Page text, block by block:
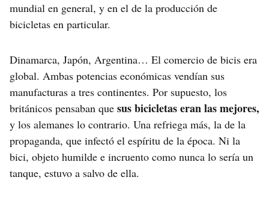
mundial en general, y en el de la producción de
bicicletas en particular.
Dinamarca, Japón, Argentina… El comercio de bicis era
global. Ambas potencias económicas vendían sus
manufacturas a tres continentes. Por supuesto, los
británicos pensaban que sus bicicletas eran las mejores,
y los alemanes lo contrario. Una refriega más, la de la
propaganda, que infectó el espíritu de la época. Ni la
bici, objeto humilde e incruento como nunca lo sería un
tanque, estuvo a salvo de ella.